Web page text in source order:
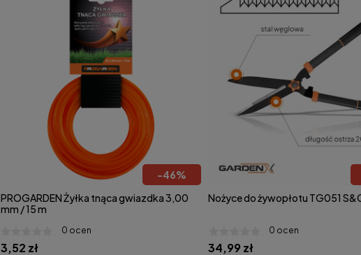
-46%
PROGARDEN Żyłka tnąca gwiazdka 3,00
mm / 15 m
0 ocen
3,52 zł
Nożyce do żywopłotu TG051
0 ocen
34,99 zł